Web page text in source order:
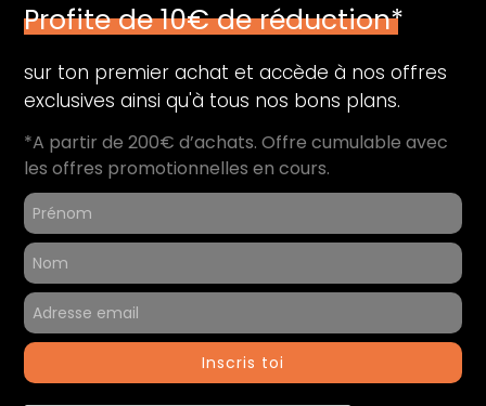
Profite de 10€ de réduction*
sur ton premier achat et accède à nos offres
exclusives ainsi qu'à tous nos bons plans.
*A partir de 200€ d’achats. Offre cumulable avec
les offres promotionnelles en cours.
Inscris toi